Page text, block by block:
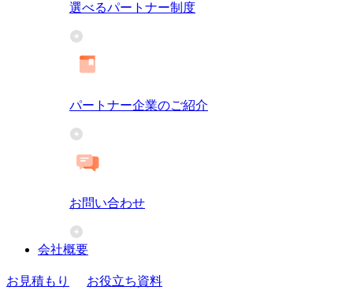
選べるパートナー制度
パートナー企業のご紹介
お問い合わせ
会社概要
お見積もり
お役立ち資料